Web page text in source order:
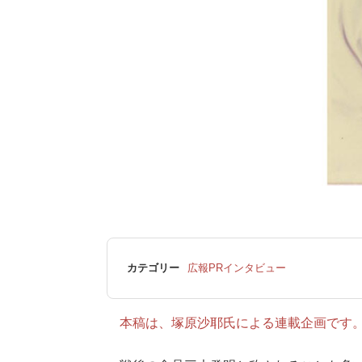
カテゴリー 広報PRインタビュー
本稿は、塚原沙耶氏による連載企画です